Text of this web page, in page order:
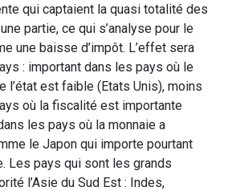
qui captaient la quasi totalité des
partie, ce qui s’analyse pour le
une baisse d’impôt. L’effet sera
: important dans les pays où le
l’état est faible (Etats Unis), moins
où la fiscalité est importante
les pays où la monnaie a
le Japon qui importe pourtant
Les pays qui sont les grands
l’Asie du Sud Est : Indes,